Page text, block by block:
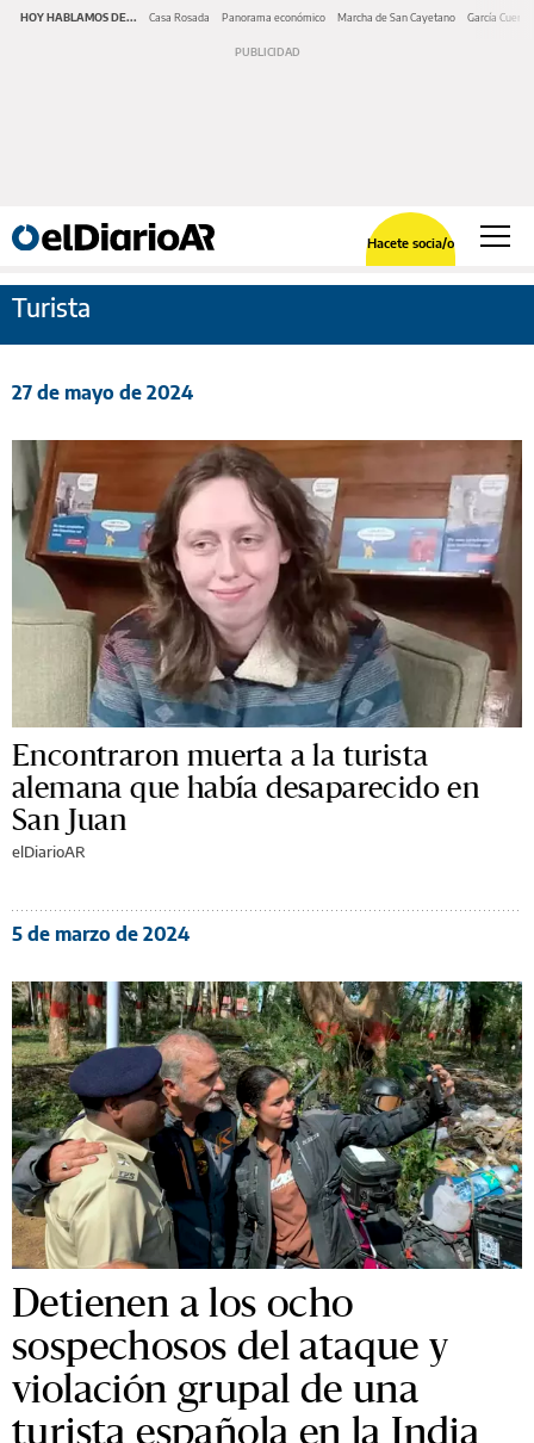
HOY HABLAMOS DE... Casa Rosada Panorama económico Marcha de San Cayetano García Cuerva
Hacete socia/o
Turista
27 de mayo de 2024
Encontraron muerta a la turista
alemana que había desaparecido en
San Juan
elDiarioAR
5 de marzo de 2024
Detienen a los ocho
sospechosos del ataque y
violación grupal de una
turista española en la India